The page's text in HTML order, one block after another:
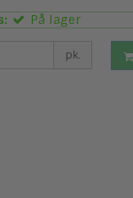
På lager
pk.